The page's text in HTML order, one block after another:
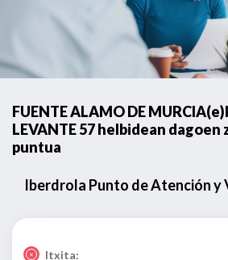
FUENTE ALAMO DE
LEVANTE 57 helbidean dagoen
puntua
Iberdrola Punto de Atención y
Itxita: